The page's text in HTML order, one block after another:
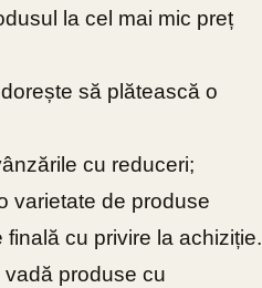
la cel mai mic preț
să plătească o
cu reduceri;
varietate de produse
cu privire la achiziție.
produse cu